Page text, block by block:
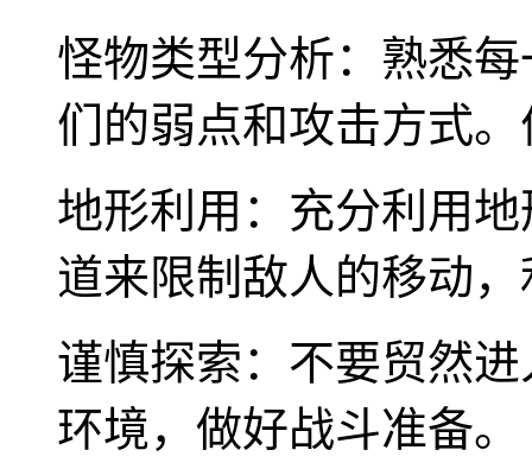
怪物类型分析：熟悉
们的弱点和攻击方式
地形利用：充分利用
道来限制敌人的移动
谨慎探索：不要贸然
环境，做好战斗准备。